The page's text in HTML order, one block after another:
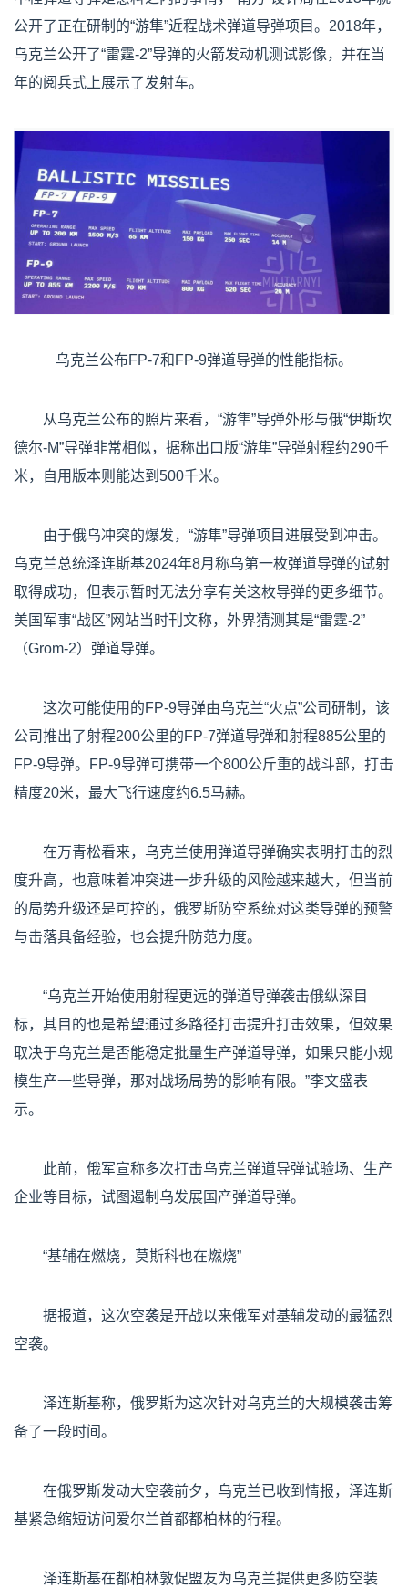
公开了正在研制的“游隼”近程战术弹道导弹项目。2018年，
乌克兰公开了“雷霆-2”导弹的火箭发动机测试影像，并在当
年的阅兵式上展示了发射车。
乌克兰公布FP-7和FP-9弹道导弹的性能指标。
从乌克兰公布的照片来看，“游隼”导弹外形与俄“伊斯坎
德尔-M”导弹非常相似，据称出口版“游隼”导弹射程约290千
米，自用版本则能达到500千米。
由于俄乌冲突的爆发，“游隼”导弹项目进展受到冲击。
乌克兰总统泽连斯基2024年8月称乌第一枚弹道导弹的试射
取得成功，但表示暂时无法分享有关这枚导弹的更多细节。
美国军事“战区”网站当时刊文称，外界猜测其是“雷霆-2”
（Grom-2）弹道导弹。
这次可能使用的FP-9导弹由乌克兰“火点”公司研制，该
公司推出了射程200公里的FP-7弹道导弹和射程885公里的
FP-9导弹。FP-9导弹可携带一个800公斤重的战斗部，打击
精度20米，最大飞行速度约6.5马赫。
在万青松看来，乌克兰使用弹道导弹确实表明打击的烈
度升高，也意味着冲突进一步升级的风险越来越大，但当前
的局势升级还是可控的，俄罗斯防空系统对这类导弹的预警
与击落具备经验，也会提升防范力度。
“乌克兰开始使用射程更远的弹道导弹袭击俄纵深目
标，其目的也是希望通过多路径打击提升打击效果，但效果
取决于乌克兰是否能稳定批量生产弹道导弹，如果只能小规
模生产一些导弹，那对战场局势的影响有限。”李文盛表
示。
此前，俄军宣称多次打击乌克兰弹道导弹试验场、生产
企业等目标，试图遏制乌发展国产弹道导弹。
“基辅在燃烧，莫斯科也在燃烧”
据报道，这次空袭是开战以来俄军对基辅发动的最猛烈
空袭。
泽连斯基称，俄罗斯为这次针对乌克兰的大规模袭击筹
备了一段时间。
在俄罗斯发动大空袭前夕，乌克兰已收到情报，泽连斯
基紧急缩短访问爱尔兰首都都柏林的行程。
泽连斯基在都柏林敦促盟友为乌克兰提供更多防空装